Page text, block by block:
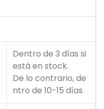
Dentro de 3 días si
está en stock.
De lo contrario, de
ntro de 10-15 días